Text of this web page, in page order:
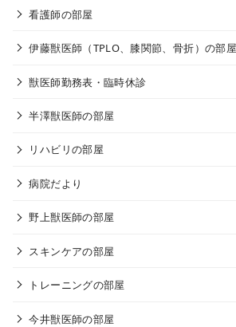
看護師の部屋
伊藤獣医師（TPLO、膝関節、骨折）の部屋
獣医師勤務表・臨時休診
半澤獣医師の部屋
リハビリの部屋
病院だより
野上獣医師の部屋
スキンケアの部屋
トレーニングの部屋
今井獣医師の部屋